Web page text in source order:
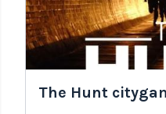
The Hunt